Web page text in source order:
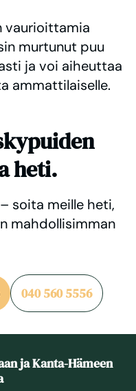
vaurioittamia
murtunut puu
ja voi aiheuttaa
ammattilaiselle.
heti.
soita meille heti,
mahdollisimman
040 560 5556
ja Kanta-Hämeen